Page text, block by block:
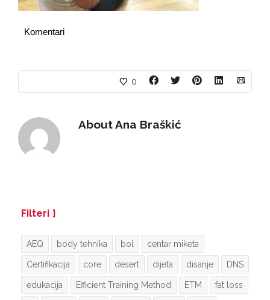
Komentari
0
AboutAna Braškić
Filteri
AEQ body tehnika bol centar miketa
Certifikacija core desert dijeta disanje DNS
edukacija Efficient Training Method ETM fat loss